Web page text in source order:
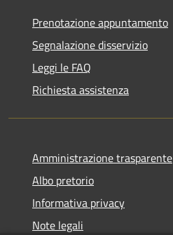
Prenotazione appuntamento
Segnalazione disservizio
Leggi le FAQ
Richiesta assistenza
Amministrazione trasparente
Albo pretorio
Informativa privacy
Note legali